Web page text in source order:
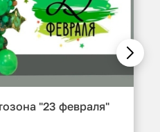
"23 февраля"